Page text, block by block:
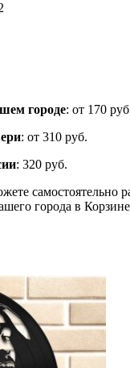
городе: от 170
: от 310 руб.
: 320 руб.
самостоятельно
города в